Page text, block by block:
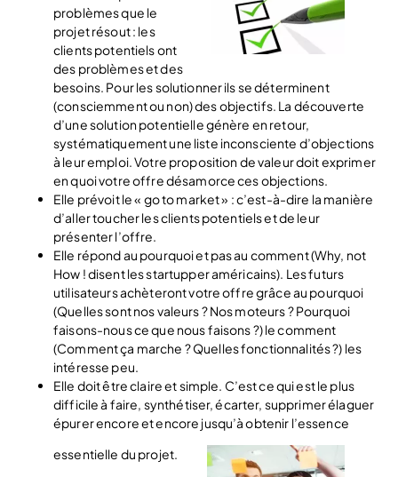
problèmes que le
projet résout : les
clients potentiels ont
des problèmes et des
besoins. Pour les solutionner ils se déterminent
(consciemment ou non) des objectifs. La découverte
d’une solution potentielle génère en retour,
systématiquement une liste inconsciente d’objections
à leur emploi. Votre proposition de valeur doit exprimer
en quoi votre offre désamorce ces objections.
Elle prévoit le « go to market » : c’est-à-dire la manière
d’aller toucher les clients potentiels et de leur
présenter l’offre.
Elle répond au pourquoi et pas au comment (Why, not
How ! disent les startupper américains). Les futurs
utilisateurs achèteront votre offre grâce au pourquoi
(Quelles sont nos valeurs ? Nos moteurs ? Pourquoi
faisons-nous ce que nous faisons ?) le comment
(Comment ça marche ? Quelles fonctionnalités ?) les
intéresse peu.
Elle doit être claire et simple. C’est ce qui est le plus
difficile à faire, synthétiser, écarter, supprimer élaguer
épurer encore et encore jusqu’à obtenir l’essence
essentielle du projet.